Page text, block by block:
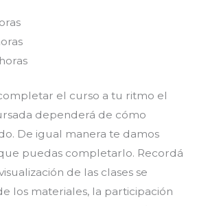
el curso a tu ritmo el
dependerá de cómo
De igual manera te damos
puedas completarlo. Recordá
de las clases se
los materiales, la participación